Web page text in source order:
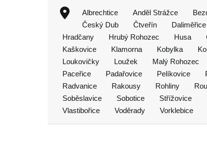
Albrechtice Anděl Strážce
Český Dub
Čtveřín Daliměřice
Hradčany
Hrubý Rohozec Husa
Kaškovice
Klamorna Kobylka
Loukovičky
Loužek Malý Rohozec
Paceřice
Padařovice Pelíkovice
Radvanice
Rakousy Rohliny
Soběslavice
Sobotice Střížovice
Vlastibořice
Voděrady Vorklebice